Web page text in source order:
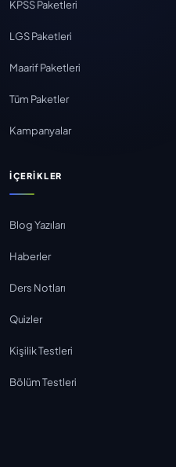
KPSS Paketleri
LGS Paketleri
Maarif Paketleri
Tüm Paketler
Kampanyalar
İÇERIKLER
Blog Yazıları
Haberler
Ders Notları
Quizler
Kişilik Testleri
Bölüm Testleri